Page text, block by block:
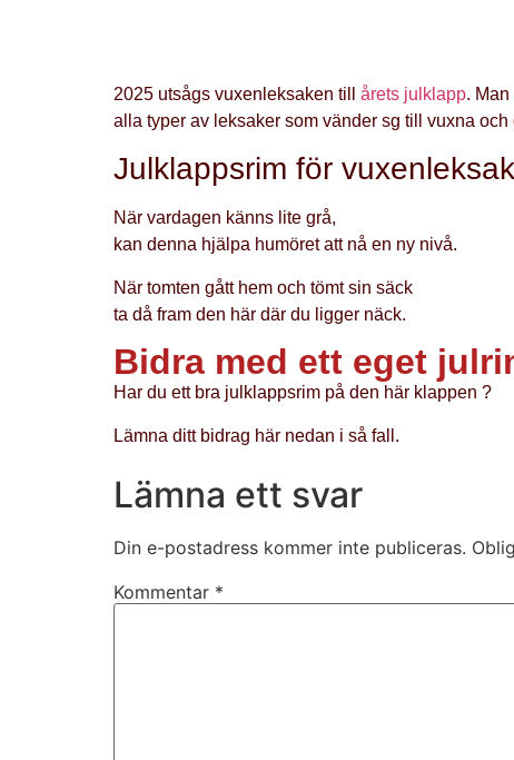
2025 utsågs vuxenleksaken till årets julklapp.
alla typer av leksaker som vänder sg till vuxna
Julklappsrim för vuxenleksak
När vardagen känns lite grå,
kan denna hjälpa humöret att nå en ny nivå.
När tomten gått hem och tömt sin säck
ta då fram den här där du ligger näck.
Bidra med ett eget
Har du ett bra julklappsrim på den här klappen ?
Lämna ditt bidrag här nedan i så fall.
Lämna ett svar
Din e-postadress kommer inte publiceras.
Kommentar *